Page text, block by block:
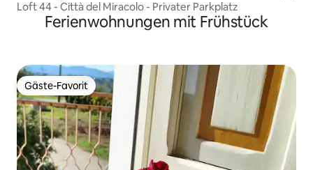
Loft 44 - Città del Miracolo - Privater Parkplatz
Ferienwohnungen mit Frühstück
Gäste-Favorit
Gäste-Favorit